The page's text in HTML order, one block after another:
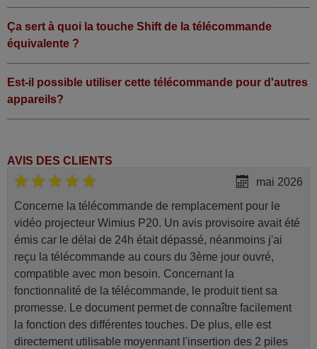
Ça sert à quoi la touche Shift de la télécommande
équivalente ?
Est-il possible utiliser cette télécommande pour d'autres
appareils?
AVIS DES CLIENTS
mai 2026
Concerne la télécommande de remplacement pour le
vidéo projecteur Wimius P20. Un avis provisoire avait été
émis car le délai de 24h était dépassé, néanmoins j'ai
reçu la télécommande au cours du 3ème jour ouvré,
compatible avec mon besoin. Concernant la
fonctionnalité de la télécommande, le produit tient sa
promesse. Le document permet de connaître facilement
la fonction des différentes touches. De plus, elle est
directement utilisable moyennant l'insertion des 2 piles